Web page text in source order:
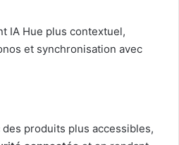
IA Hue plus contextuel,
et synchronisation avec
produits plus accessibles,